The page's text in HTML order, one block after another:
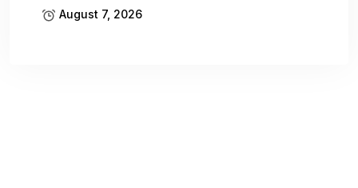
August 7, 2026